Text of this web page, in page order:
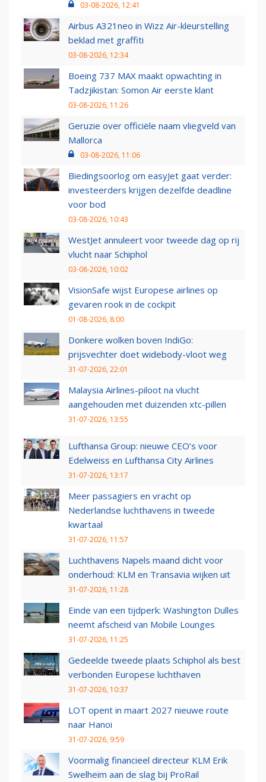
03-08-2026, 12:41
Airbus A321neo in Wizz Air-kleurstelling
beklad met graffiti
03-08-2026, 12:34
Boeing 737 MAX maakt opwachting in
Tadzjikistan: Somon Air eerste klant
03-08-2026, 11:26
Geruzie over officiële naam vliegveld van
Mallorca
03-08-2026, 11:06
Biedingsoorlog om easyJet gaat verder:
investeerders krijgen dezelfde deadline
voor bod
03-08-2026, 10:43
WestJet annuleert voor tweede dag op rij
vlucht naar Schiphol
03-08-2026, 10:02
VisionSafe wijst Europese airlines op
gevaren rook in de cockpit
01-08-2026, 8:00
Donkere wolken boven IndiGo:
prijsvechter doet widebody-vloot weg
31-07-2026, 22:01
Malaysia Airlines-piloot na vlucht
aangehouden met duizenden xtc-pillen
31-07-2026, 13:55
Lufthansa Group: nieuwe CEO’s voor
Edelweiss en Lufthansa City Airlines
31-07-2026, 13:17
Meer passagiers en vracht op
Nederlandse luchthavens in tweede
kwartaal
31-07-2026, 11:57
Luchthavens Napels maand dicht voor
onderhoud: KLM en Transavia wijken uit
31-07-2026, 11:28
Einde van een tijdperk: Washington Dulles
neemt afscheid van Mobile Lounges
31-07-2026, 11:25
Gedeelde tweede plaats Schiphol als best
verbonden Europese luchthaven
31-07-2026, 10:37
LOT opent in maart 2027 nieuwe route
naar Hanoi
31-07-2026, 9:59
Voormalig financieel directeur KLM Erik
Swelheim aan de slag bij ProRail